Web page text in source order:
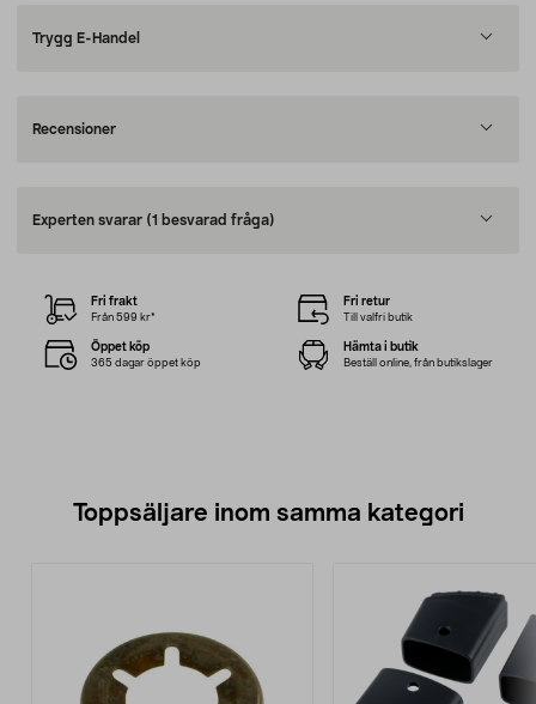
Trygg E-Handel
Recensioner
Experten svarar (1 besvarad fråga)
Fri frakt
Från 599 kr*
Fri retur
Till valfri butik
Öppet köp
365 dagar öppet köp
Hämta i butik
Beställ online, från butikslager
Toppsäljare inom samma kategori